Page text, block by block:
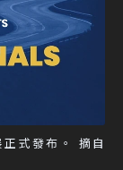
式發布。 摘自